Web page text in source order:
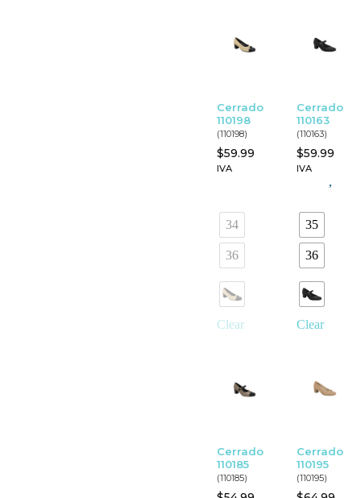
Cerrado
110198
(110198)
$59.99
IVA
34
36
Clear
Cerrado
110163
(110163)
$59.99
IVA
,
35
36
Clear
Cerrado
110185
(110185)
Cerrado
110195
(110195)